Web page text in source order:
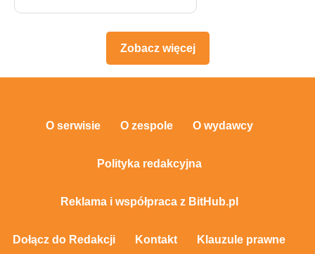
Zobacz więcej
O serwisie O zespole O wydawcy
Polityka redakcyjna
Reklama i współpraca z BitHub.pl
Dołącz do Redakcji Kontakt Klauzule prawne